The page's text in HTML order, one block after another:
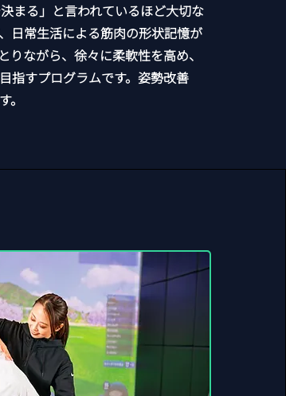
まる」と言われているほど大切な
日常生活による筋肉の形状記憶が
ながら、徐々に柔軟性を高め、
指すプログラムです。姿勢改善